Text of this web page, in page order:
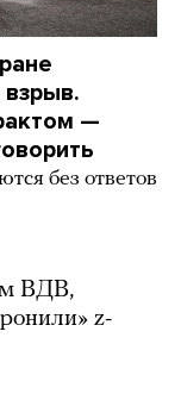
—
без ответов
ВДВ,
z-